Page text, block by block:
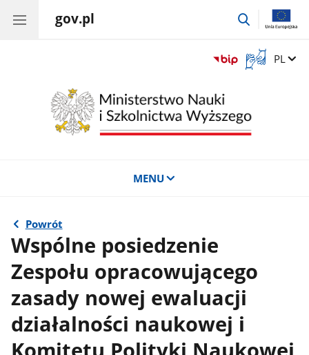
gov.pl
przejdź
Otwórz
okno
języka
migowego
Zmień
PL
MENU
Powrót
Wspólne posiedzenie
Zespołu opracowującego
zasady nowej ewaluacji
działalności naukowej i